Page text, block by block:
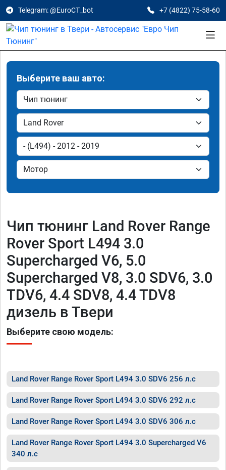
Telegram: @EuroCT_bot +7 (4822) 75-58-60
Выберите ваш авто:
Чип тюнинг Land Rover Range
Rover Sport L494 3.0
Supercharged V6, 5.0
Supercharged V8, 3.0 SDV6, 3.0
TDV6, 4.4 SDV8, 4.4 TDV8
дизель в Твери
Выберите свою модель:
Land Rover Range Rover Sport L494 3.0 SDV6 256 л.с
Land Rover Range Rover Sport L494 3.0 SDV6 292 л.с
Land Rover Range Rover Sport L494 3.0 SDV6 306 л.с
Land Rover Range Rover Sport L494 3.0 Supercharged V6
340 л.с